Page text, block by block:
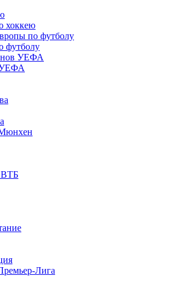
хоккею
по футболу
футболу
УЕФА
ВТБ
Лига